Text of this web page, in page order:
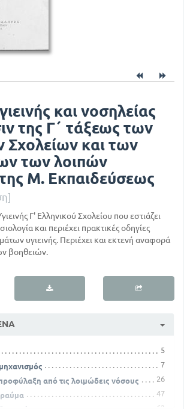
και νοσηλείας
της Γ΄ τάξεως των
Σχολείων και των
των λοιπών
Μ. Εκπαιδεύσεως
Γ' Ελληνικού Σχολείου που εστιάζει
και περιέχει πρακτικές οδηγίες
υγιεινής. Περιέχει και εκτενή αναφορά
βοηθειών.
5
7
προφύλαξη από τις λοιμώδεις νόσους
26
47